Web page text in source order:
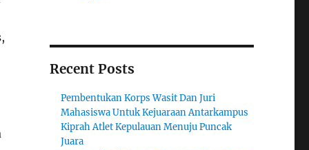
Recent Posts
Pembentukan Korps Wasit Dan Juri
Mahasiswa Untuk Kejuaraan Antarkampus
Kiprah Atlet Kepulauan Menuju Puncak
Juara